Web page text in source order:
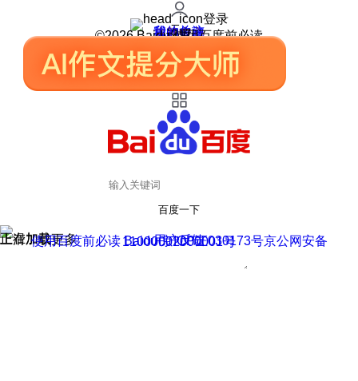
登录
我的关注
我的收藏
皮肤中心
用户反馈
设置
©2026 Baidu 使用百度前必读
百度一下
正在加载
上滑加载更多 用户反馈
使用百度前必读 Baidu 京ICP证030173号
京公网安备11000002000001号